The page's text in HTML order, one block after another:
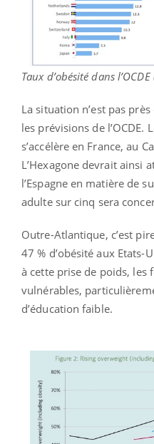
Taux d’obésité dans
La situation n’est pas
les prévisions de
s’accélère en France, au
L’Hexagone devrait ainsi
l’Espagne en matière de
adulte sur cinq sera
Outre-Atlantique, c’est
47 % d’obésité aux Etats-
à cette prise de poids, les
vulnérables,
d’éducation faible.